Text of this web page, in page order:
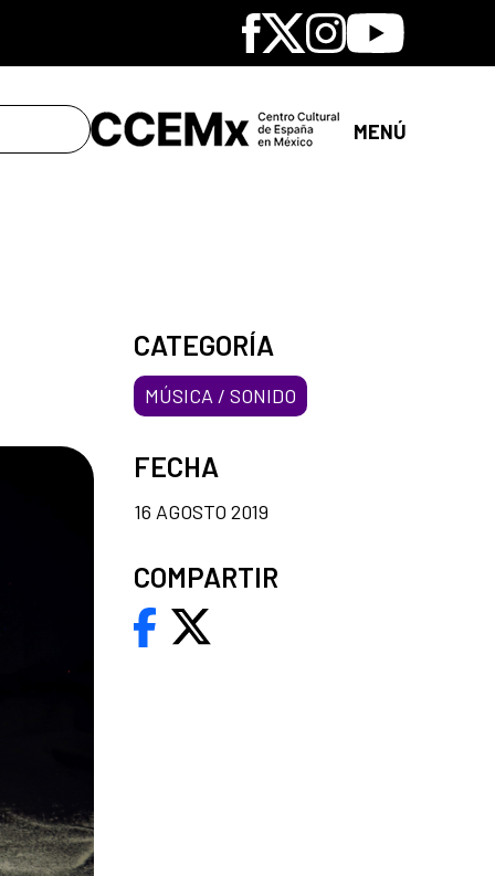
Facebook
X Instagram
Youtube
MENÚ
CATEGORÍA
MÚSICA / SONIDO
FECHA
16 AGOSTO 2019
COMPARTIR